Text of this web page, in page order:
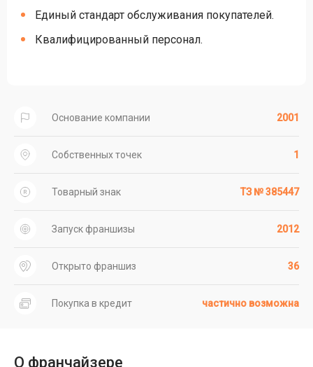
Единый стандарт обслуживания покупателей.
Квалифицированный персонал.
Основание компании 2001
Собственных точек 1
Товарный знак ТЗ № 385447
Запуск франшизы 2012
Открыто франшиз 36
Покупка в кредит частично возможна
О франчайзере